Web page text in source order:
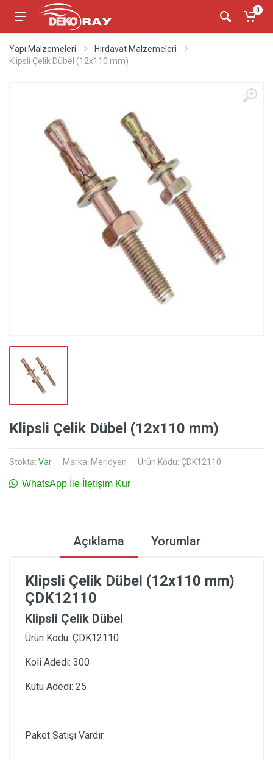
0
Yapı Malzemeleri
Hırdavat Malzemeleri
Klipsli Çelik Dübel (12x110 mm)
Klipsli Çelik Dübel (12x110 mm)
Stokta: Var Marka: Meridyen Ürün Kodu: ÇDK12110
WhatsApp İle İletişim Kur
Açıklama Yorumlar
Klipsli Çelik Dübel (12x110 mm)
ÇDK12110
Klipsli Çelik Dübel
Ürün Kodu: ÇDK12110
Koli Adedi: 300
Kutu Adedi: 25
Paket Satışı Vardır.